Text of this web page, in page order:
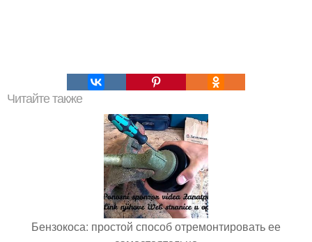
Читайте также
Бензокоса: простой способ отремонтировать ее